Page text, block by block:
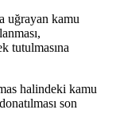
uğrayan kamu
tutulmasına
halindeki kamu
son